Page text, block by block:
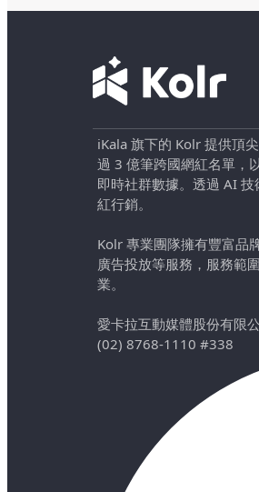
iKala 旗下的 Kolr 提供頂
過 3 億筆跨國網紅名單，
即時社群數據。透過 AI
紅行銷。
Kolr 專業團隊擁有豐富品
廣告投放等服務，服務範
業。
愛卡拉互動媒體股份有限
(02) 8768-1110 #338